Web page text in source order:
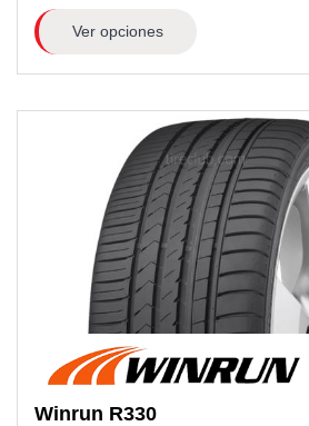
Ver opciones
Winrun R330